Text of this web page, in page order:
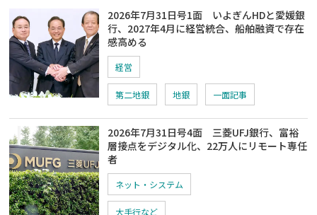
2026年7月31日号1面 いよぎんHDと愛媛銀
行、2027年4月に経営統合、船舶融資で存在
感高める
経営
第二地銀 地銀 一面記事
2026年7月31日号4面 三菱UFJ銀行、富裕
層接点をデジタル化、22万人にリモート専任
者
ネット・システム
大手行など